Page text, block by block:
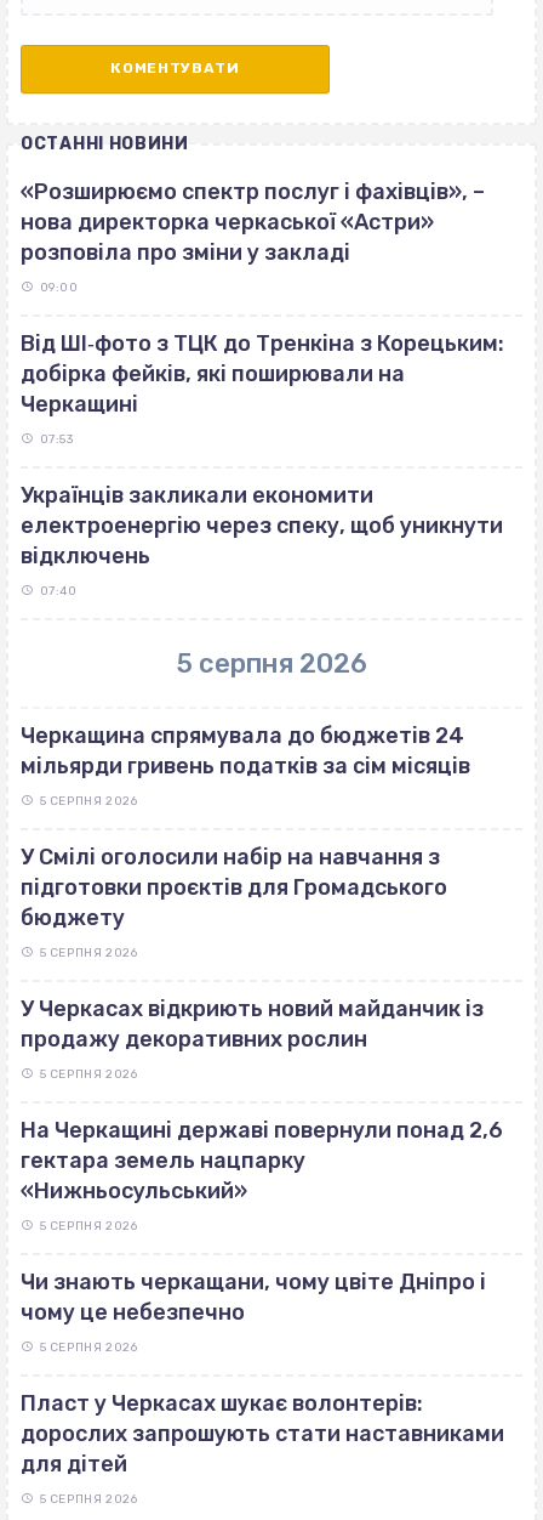
ОСТАННІ НОВИНИ
«Розширюємо спектр послуг і фахівців», –
нова директорка черкаської «Астри»
розповіла про зміни у закладі
09:00
Від ШІ‐фото з ТЦК до Тренкіна з Корецьким:
добірка фейків, які поширювали на
Черкащині
07:53
Українців закликали економити
електроенергію через спеку, щоб уникнути
відключень
07:40
5 серпня 2026
Черкащина спрямувала до бюджетів 24
мільярди гривень податків за сім місяців
5 СЕРПНЯ 2026
У Смілі оголосили набір на навчання з
підготовки проєктів для Громадського
бюджету
5 СЕРПНЯ 2026
У Черкасах відкриють новий майданчик із
продажу декоративних рослин
5 СЕРПНЯ 2026
На Черкащині державі повернули понад 2,6
гектара земель нацпарку
«Нижньосульський»
5 СЕРПНЯ 2026
Чи знають черкащани, чому цвіте Дніпро і
чому це небезпечно
5 СЕРПНЯ 2026
Пласт у Черкасах шукає волонтерів:
дорослих запрошують стати наставниками
для дітей
5 СЕРПНЯ 2026